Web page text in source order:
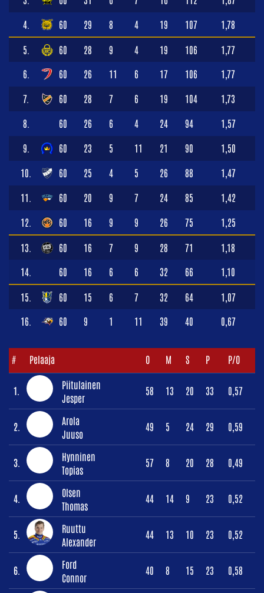
4. 60 29 8 4 19 107 1,78
5. 60 28 9 4 19 106 1,77
6. 60 26 11 6 17 106 1,77
7. 60 28 7 6 19 104 1,73
8. 60 26 6 4 24 94 1,57
9. 60 23 5 11 21 90 1,50
10. 60 25 4 5 26 88 1,47
11. 60 20 9 7 24 85 1,42
12. 60 16 9 9 26 75 1,25
13. 60 16 7 9 28 71 1,18
14. 60 16 6 6 32 66 1,10
15. 60 15 6 7 32 64 1,07
16. 60 9 1 11 39 40 0,67
# Pelaaja O M S P P/O
1.
Piitulainen
Jesper
58 13 20 33 0,57
2.
Arola
Juuso
49 5 24 29 0,59
3.
Hynninen
Topias
57 8 20 28 0,49
4.
Olsen
Thomas
44 14 9 23 0,52
5.
Ruuttu
Alexander
44 13 10 23 0,52
6.
Ford
Connor
40 8 15 23 0,58